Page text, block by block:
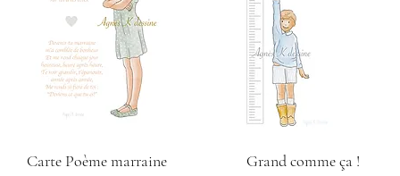
Carte Poème marraine
Grand comme ça !